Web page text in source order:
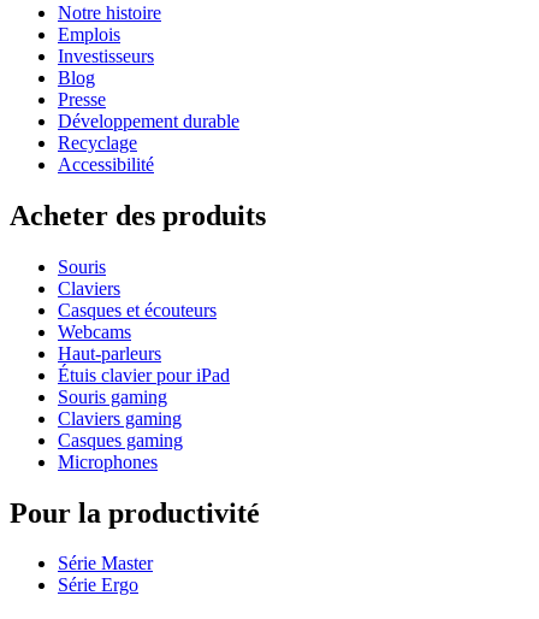
Notre histoire
Emplois
Investisseurs
Blog
Presse
Développement durable
Recyclage
Accessibilité
Acheter des produits
Souris
Claviers
Casques et écouteurs
Webcams
Haut-parleurs
Étuis clavier pour iPad
Souris gaming
Claviers gaming
Casques gaming
Microphones
Pour la productivité
Série Master
Série Ergo